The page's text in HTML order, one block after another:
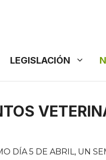
LEGISLACIÓN
DÍA 5 DE ABRIL, UN